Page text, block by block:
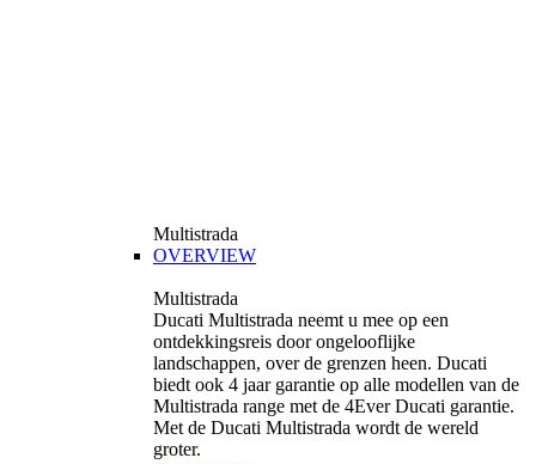
Multistrada
OVERVIEW
Multistrada
Ducati Multistrada neemt u mee op een
ontdekkingsreis door ongelooflijke
landschappen, over de grenzen heen. Ducati
biedt ook 4 jaar garantie op alle modellen van de
Multistrada range met de 4Ever Ducati garantie.
Met de Ducati Multistrada wordt de wereld
groter.